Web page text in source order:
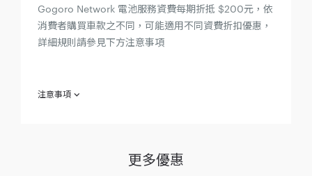
Gogoro Network 電池服務資費每期折抵 $200元，依
消費者購買車款之不同，可能適用不同資費折扣優惠，
詳細規則請參見下方注意事項
注意事項
或一部份，請勿參加本專案。更多優惠